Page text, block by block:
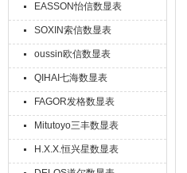
EASSON怡信数显表
SOXIN索信数显表
oussin欧信数显表
QIHAI七海数显表
FAGOR发格数显表
Mitutoyo三丰数显表
H.X.X.恒兴星数显表